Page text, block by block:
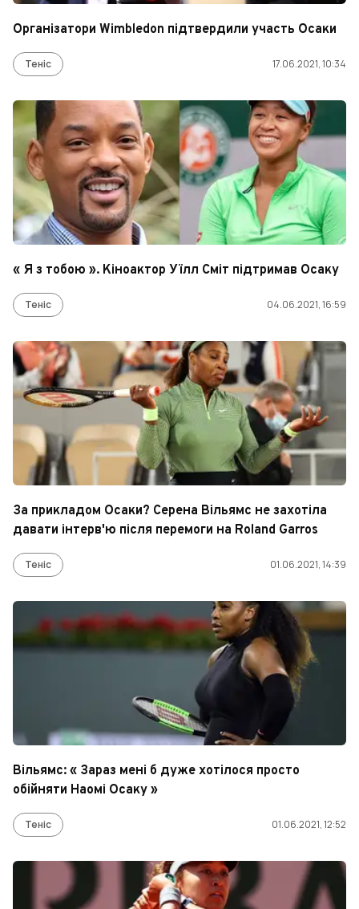
Організатори Wimbledon підтвердили участь Осаки
Теніс 17.06.2021, 10:34
« Я з тобою ». Кіноактор Уїлл Сміт підтримав Осаку
Теніс 04.06.2021, 16:59
За прикладом Осаки? Серена Вільямс не захотіла
давати інтерв'ю після перемоги на Roland Garros
Теніс 01.06.2021, 14:39
Вільямс: « Зараз мені б дуже хотілося просто
обійняти Наомі Осаку »
Теніс 01.06.2021, 12:52